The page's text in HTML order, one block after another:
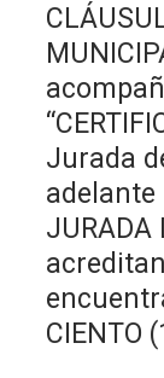
Jurada
adelante
JURADA